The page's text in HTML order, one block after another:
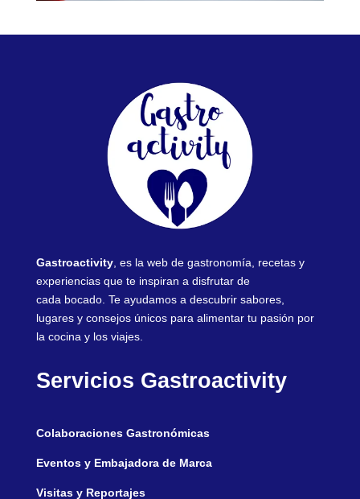
Gastroactivity, es la web de gastronomía, recetas y
experiencias que te inspiran a disfrutar de
cada bocado. Te ayudamos a descubrir sabores,
lugares y consejos únicos para alimentar tu pasión por
la cocina y los viajes.
Servicios Gastroactivity
Colaboraciones Gastronómicas
Eventos y Embajadora de Marca
Visitas y Reportajes